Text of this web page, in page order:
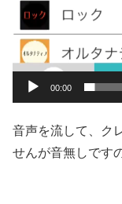
00:00
音声を流して、ク
せんが音無しです